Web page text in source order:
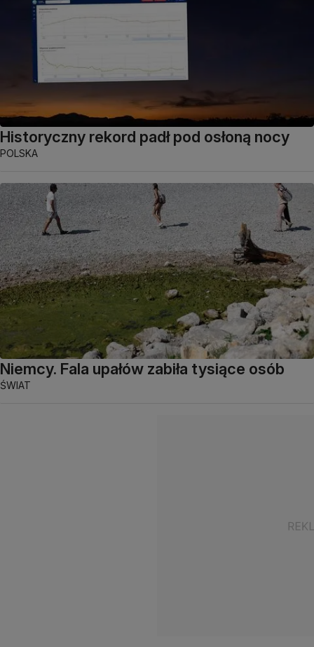
Historyczny rekord padł pod osłoną nocy
POLSKA
Niemcy. Fala upałów zabiła tysiące osób
ŚWIAT